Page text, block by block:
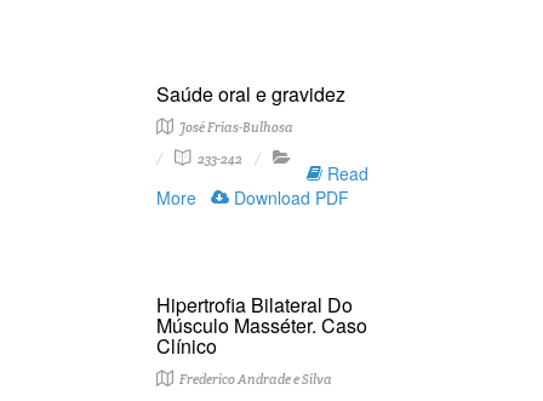
Saúde oral e gravidez
José Frias-Bulhosa
233-242
Read
More
Download PDF
Hipertrofia Bilateral Do
Músculo Masséter. Caso
Clínico
Frederico Andrade e Silva